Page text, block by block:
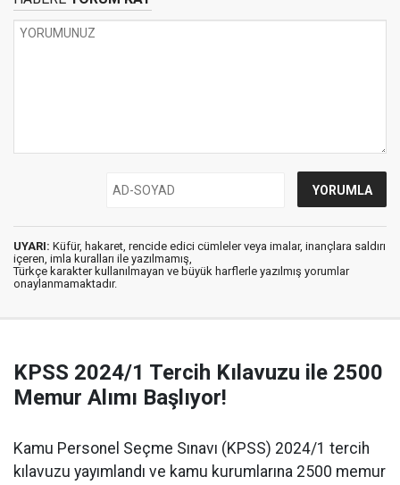
UYARI: Küfür, hakaret, rencide edici cümleler veya imalar, inançlara saldırı
içeren, imla kuralları ile yazılmamış,
Türkçe karakter kullanılmayan ve büyük harflerle yazılmış yorumlar
onaylanmamaktadır.
KPSS 2024/1 Tercih Kılavuzu ile 2500
Memur Alımı Başlıyor!
Kamu Personel Seçme Sınavı (KPSS) 2024/1 tercih
kılavuzu yayımlandı ve kamu kurumlarına 2500 memur